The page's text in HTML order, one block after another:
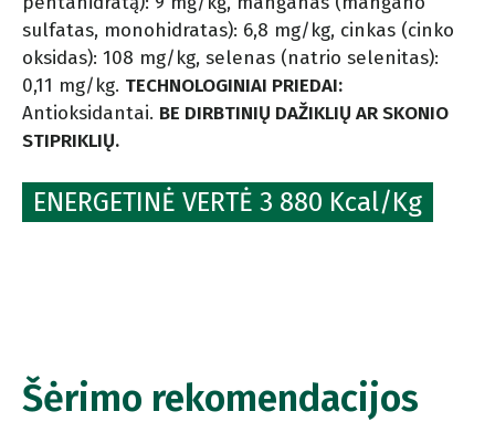
sulfatas, monohidratas): 6,8 mg/kg, cinkas (cinko
oksidas): 108 mg/kg, selenas (natrio selenitas):
0,11 mg/kg. TECHNOLOGINIAI PRIEDAI:
Antioksidantai. BE DIRBTINIŲ DAŽIKLIŲ AR SKONIO
STIPRIKLIŲ.
ENERGETINĖ VERTĖ 3 880 Kcal/Kg
Šėrimo rekomendacijos